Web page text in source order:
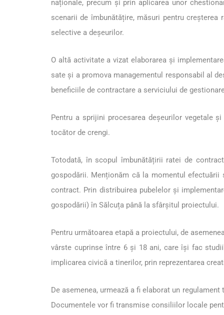
naționale, precum și prin aplicarea unor
scenarii de îmbunătățire, măsuri pentru
selective a deșeurilor.
O altă activitate a vizat elaborarea și
sate și a promova managementul responsabil al
beneficiile de contractare a serviciului de
Pentru a sprijini procesarea deșeurilor vegetale
tocător de crengi.
Totodată, în scopul îmbunătățirii ratei de
gospodării. Menționăm că la momentul efectuării
contract. Prin distribuirea pubelelor și
gospodării) în Sălcuța până la sfârșitul proiectului.
Pentru următoarea etapă a proiectului, de
vârste cuprinse între 6 și 18 ani, care își fac
implicarea civică a tinerilor, prin reprezentarea
De asemenea, urmează a fi elaborat un
Documentele vor fi transmise consiliilor locale